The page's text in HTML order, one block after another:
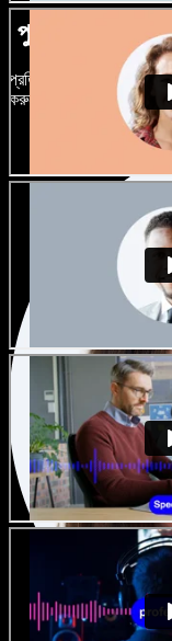
পুরুষ-নারী ভেদে
প্রতিটি প্রজেক্টকে আলাদা
করুন, নিজের মতো টিউন